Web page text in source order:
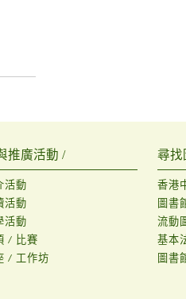
推廣活動 /
活動
活動
活動
/ 比賽
/ 工作坊
尋找
香港
圖書
流動
基本
圖書